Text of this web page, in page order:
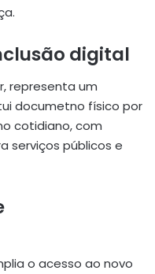
digital
representa um
documetno físico por
cotidiano, com
serviços públicos e
o acesso ao novo